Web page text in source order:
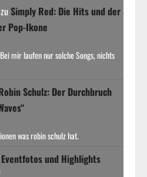
Simply Red: Die Hits und der
Pop-Ikone
mir laufen nur solche Songs, nichts
Schulz: Der Durchbruch
was robin schulz hat.
Eventfotos und Highlights